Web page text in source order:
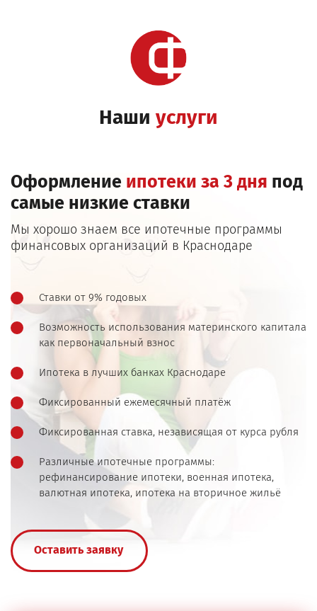
Наши услуги
Оформлениеипотеки за 3 дня под
самые низкие ставки
Мы хорошо знаем все ипотечные программы
финансовых организаций в Краснодаре
Ставки от 9% годовых
Возможность использования материнского капитала
как первоначальный взнос
Ипотека в лучших банках Краснодаре
Фиксированный ежемесячный платёж
Фиксированная ставка, независящая от курса рубля
Различные ипотечные программы:
рефинансирование ипотеки, военная ипотека,
валютная ипотека, ипотека на вторичное жильё
Оставить заявку